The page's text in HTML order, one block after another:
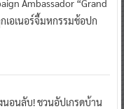
Ambassador “Grand
เอเนอร์จี้มหกรรมช้อปก
นอนลับ! ชวนอัปเกรดบ้าน